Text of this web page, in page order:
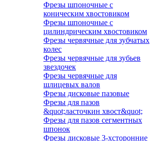
Фрезы шпоночные с
коническим хвостовиком
Фрезы шпоночные с
цилиндрическим хвостовиком
Фрезы червячные для зубчатых
колес
Фрезы червячные для зубьев
звездочек
Фрезы червячные для
шлицевых валов
Фрезы дисковые пазовые
Фрезы для пазов
&quot;ласточкин хвост&quot;
Фрезы для пазов сегментных
шпонок
Фрезы дисковые 3-хсторонние